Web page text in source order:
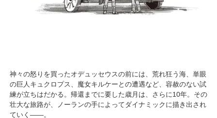
神々の怒りを買ったオデュッセウスの前には、荒れ狂う海、単眼
の巨人キュクロプス、魔女キルケーとの遭遇など、容赦のない試
練が立ちはだかる。帰還までに要した歳月は、さらに10年。その
壮大な旅路が、ノーランの手によってダイナミックに描き出され
ていく――。